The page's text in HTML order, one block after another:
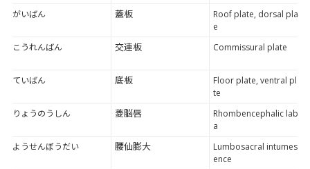
がいばん
蓋板
Roof plate, dorsal plat
e
こうれんばん
交連板 Commissural plate
ていばん 底板
Floor plate, ventral pla
te
りょうのうしん
菱脳唇
Rhombencephalic labi
a
ようせんぼうだい
腰仙膨大
Lumbosacral intumesc
ence